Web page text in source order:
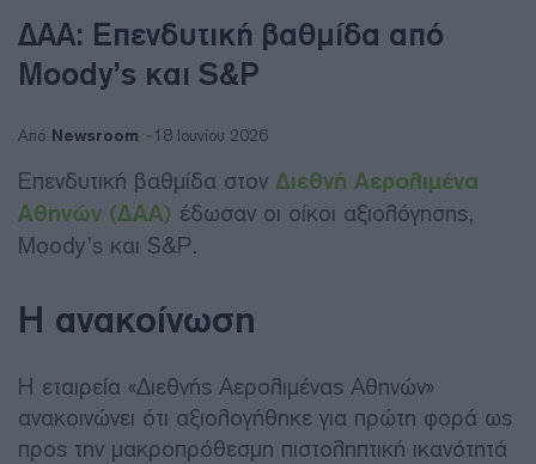
ΔΑΑ: Επενδυτική βαθμίδα από
Moody’s και S&P
Από Newsroom 18 Ιουνίου 2026
Επενδυτική βαθμίδα στον Διεθνή Αερολιμένα
Αθηνών (ΔΑΑ) έδωσαν οι οίκοι αξιολόγησης,
Moody’s και S&P.
Η ανακοίνωση
Η εταιρεία «Διεθνής Αερολιμένας Αθηνών»
ανακοινώνει ότι αξιολογήθηκε για πρώτη φορά ως
προς την μακροπρόθεσμη πιστοληπτική ικανότητά